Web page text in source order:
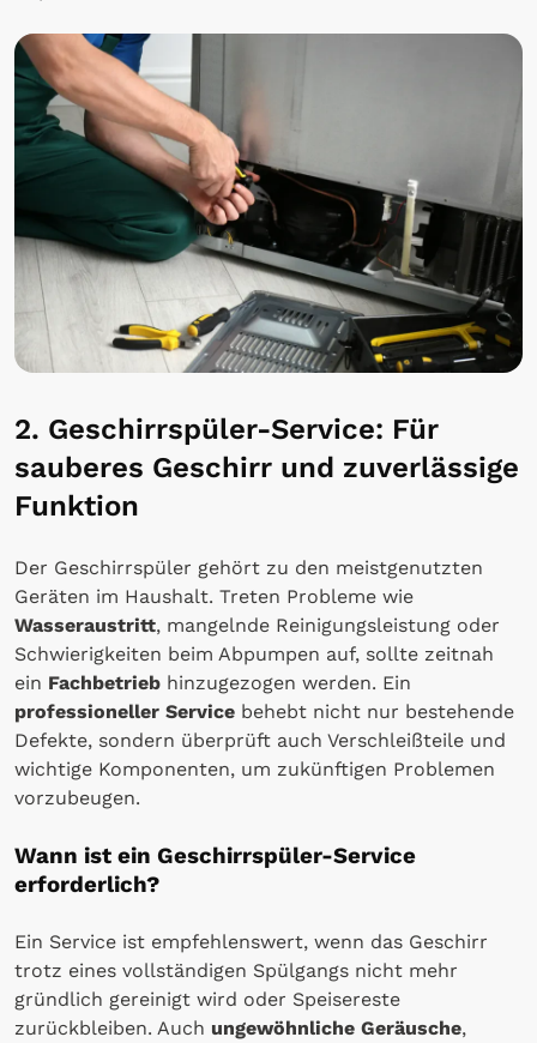
2. Geschirrspüler-Service: Für
sauberes Geschirr und zuverlässige
Funktion
Der Geschirrspüler gehört zu den meistgenutzten
Geräten im Haushalt. Treten Probleme wie
Wasseraustritt, mangelnde Reinigungsleistung oder
Schwierigkeiten beim Abpumpen auf, sollte zeitnah
ein Fachbetrieb hinzugezogen werden. Ein
professioneller Service behebt nicht nur bestehende
Defekte, sondern überprüft auch Verschleißteile und
wichtige Komponenten, um zukünftigen Problemen
vorzubeugen.
Wann ist ein Geschirrspüler-Service
erforderlich?
Ein Service ist empfehlenswert, wenn das Geschirr
trotz eines vollständigen Spülgangs nicht mehr
gründlich gereinigt wird oder Speisereste
zurückbleiben. Auch ungewöhnliche Geräusche,